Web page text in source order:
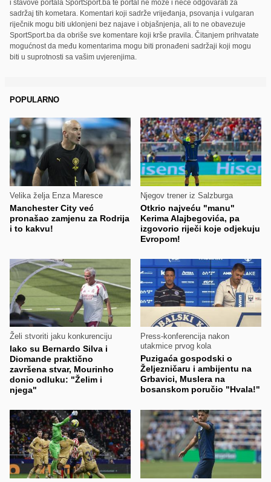
i stavove portala SportSport.ba te portal ne može i neće odgovarati za
sadržaj tih kometara. Komentari koji sadrže vrijeđanja, psovanja i vulgaran
riječnik mogu biti uklonjeni bez najave i objašnjenja, ali to ne obavezuje
SportSport.ba da obriše sve komentare koji krše pravila. Čitanjem prihvatate
mogućnost da među komentarima mogu biti pronađeni sadržaji koji mogu
biti u suprotnosti sa vašim uvjerenjima.
POPULARNO
Velika želja Enza Maresce
Manchester City već
pronašao zamjenu za Rodrija
i to kakvu!
Njegov trener iz Salzburga
Otkrio najveću "manu"
Kerima Alajbegovića, pa
izgovorio riječi koje odjekuju
Evropom!
Želi stvoriti jaku konkurenciju
Iako su Bernardo Silva i
Diomande praktično
završena stvar, Mourinho
donio odluku: "Želim i
njega"
Press-konferencija nakon
utakmice prvog kola
Puzigaća gospodski o
Željezničaru i ambijentu na
Grbavici, Muslera na
bosanskom poručio "Hvala!"